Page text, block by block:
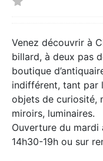
Venez découvrir à
billard, à deux pas
boutique
indifférent, tant par
objets de curiosité,
miroirs, luminaires.
Ouverture du mardi
14h30-19h ou sur